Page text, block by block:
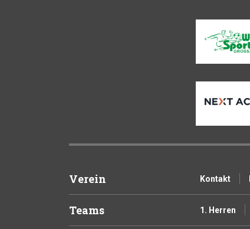
Verein Kontakt
Teams 1. Herren